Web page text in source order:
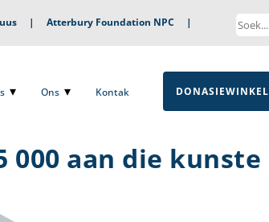
| Atterbury Foundation NPC |
Ons Kontak DONASIEWINKEL
000 aan die kunste